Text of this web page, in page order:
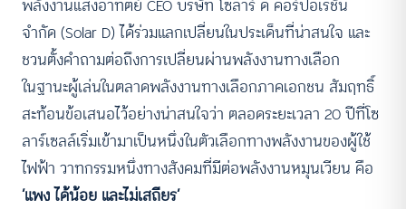
พลังงานแสงอาทิตย์ CEO บริษัท โซลาร์ ดี คอร์ปอเรชัน
จำกัด (Solar D) ได้ร่วมแลกเปลี่ยนในประเด็นที่น่าสนใจ และ
ชวนตั้งคำถามต่อถึงการเปลี่ยนผ่านพลังงานทางเลือก
ในฐานะผู้เล่นในตลาดพลังงานทางเลือกภาคเอกชน สัมฤทธิ์
สะท้อนข้อเสนอไว้อย่างน่าสนใจว่า ตลอดระยะเวลา 20 ปีที่โซ
ลาร์เซลล์เริ่มเข้ามาเป็นหนึ่งในตัวเลือกทางพลังงานของผู้ใช้
ไฟฟ้า วาทกรรมหนึ่งทางสังคมที่มีต่อพลังงานหมุนเวียน คือ
‘แพง ได้น้อย และไม่เสถียร’